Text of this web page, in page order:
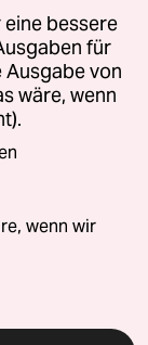
eine bessere
für
Ausgabe von
wäre, wenn
wenn wir